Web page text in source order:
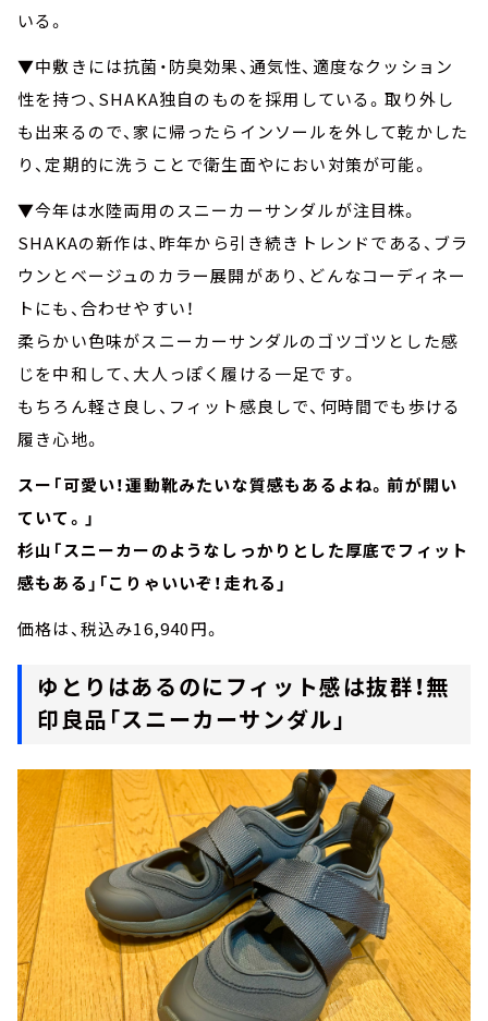
いる。
▼中敷きには抗菌・防臭効果、通気性、適度なクッション
性を持つ、SHAKA独自のものを採用している。取り外し
も出来るので、家に帰ったらインソールを外して乾かした
り、定期的に洗うことで衛生面やにおい対策が可能。
▼今年は水陸両用のスニーカーサンダルが注目株。
SHAKAの新作は、昨年から引き続きトレンドである、ブラ
ウンとベージュのカラー展開があり、どんなコーディネー
トにも、合わせやすい！
柔らかい色味がスニーカーサンダルのゴツゴツとした感
じを中和して、大人っぽく履ける一足です。
もちろん軽さ良し、フィット感良しで、何時間でも歩ける
履き心地。
スー「可愛い！運動靴みたいな質感もあるよね。前が開い
ていて。」
杉山「スニーカーのようなしっかりとした厚底でフィット
感もある」「こりゃいいぞ！走れる」
価格は、税込み16,940円。
ゆとりはあるのにフィット感は抜群！無
印良品「スニーカーサンダル」